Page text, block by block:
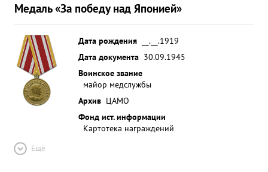
Медаль «За победу над Японией»
Дата рождения
__.__.1919
Дата документа 30.09.1945
Воинское звание
майор медслужбы
Архив ЦАМО
Фонд ист. информации
Картотека награждений
Ещё